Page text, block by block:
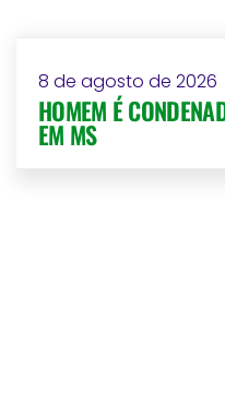
8 de agosto de 2026
HOMEM É
EM MS